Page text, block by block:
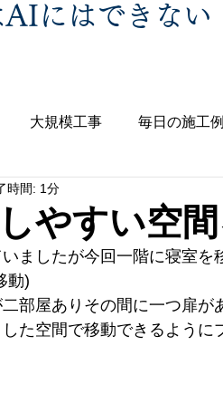
にはできない
大規模工事 毎日の施工例
やすい空
時間: 1分
ましたが今回一階に寝室を
動)
部屋ありその間に一つ扉
た空間で移動できるように